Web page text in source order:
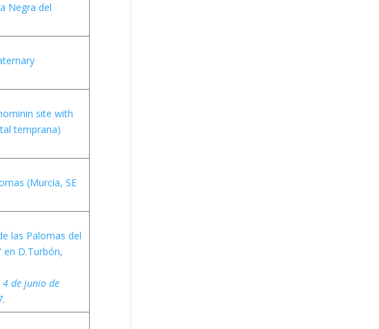
Negra del
site with
temprana)
(Murcia, SE
las Palomas del
en D.Turbón,
4 de junio de